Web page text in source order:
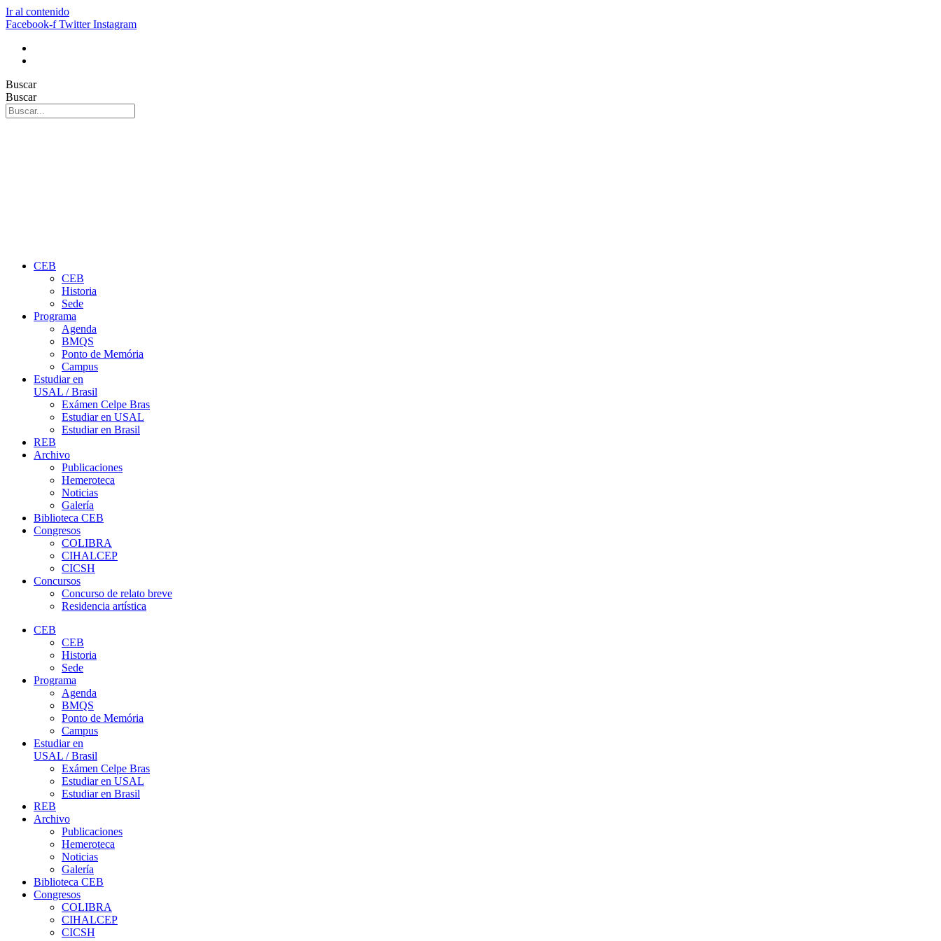
Ir al contenido
Facebook-f Twitter Instagram
Buscar
Buscar
CEB
CEB
Historia
Sede
Programa
Agenda
BMQS
Ponto de Memória
Campus
Estudiar en
USAL / Brasil
Exámen Celpe Bras
Estudiar en USAL
Estudiar en Brasil
REB
Archivo
Publicaciones
Hemeroteca
Noticias
Galería
Biblioteca CEB
Congresos
COLIBRA
CIHALCEP
CICSH
Concursos
Concurso de relato breve
Residencia artística
CEB
CEB
Historia
Sede
Programa
Agenda
BMQS
Ponto de Memória
Campus
Estudiar en
USAL / Brasil
Exámen Celpe Bras
Estudiar en USAL
Estudiar en Brasil
REB
Archivo
Publicaciones
Hemeroteca
Noticias
Galería
Biblioteca CEB
Congresos
COLIBRA
CIHALCEP
CICSH